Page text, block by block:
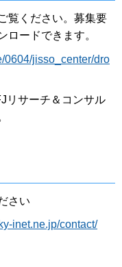
覧ください。募集要
ロードできます。
0604/jisso_center/dro
リサーチ＆コンサル
さい
inet.ne.jp/contact/